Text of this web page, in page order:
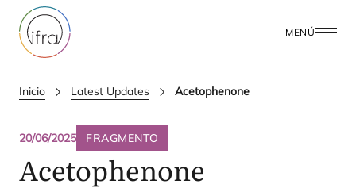
MENÚ
Inicio Latest Updates Acetophenone
20/06/2025 FRAGMENTO
Acetophenone